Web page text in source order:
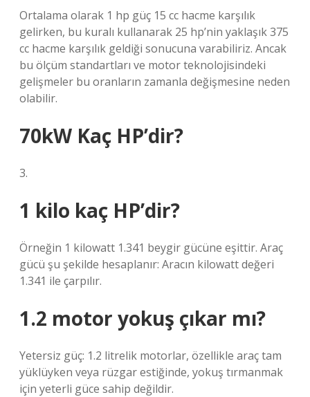
Ortalama olarak 1 hp güç 15 cc hacme karşılık
gelirken, bu kuralı kullanarak 25 hp’nin yaklaşık 375
cc hacme karşılık geldiği sonucuna varabiliriz. Ancak
bu ölçüm standartları ve motor teknolojisindeki
gelişmeler bu oranların zamanla değişmesine neden
olabilir.
70kW Kaç HP’dir?
3.
1 kilo kaç HP’dir?
Örneğin 1 kilowatt 1.341 beygir gücüne eşittir. Araç
gücü şu şekilde hesaplanır: Aracın kilowatt değeri
1.341 ile çarpılır.
1.2 motor yokuş çıkar mı?
Yetersiz güç: 1.2 litrelik motorlar, özellikle araç tam
yüklüyken veya rüzgar estiğinde, yokuş tırmanmak
için yeterli güce sahip değildir.